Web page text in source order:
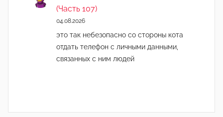
(Часть 107)
04.08.2026
это так небезопасно со стороны кота
отдать телефон с личными данными,
связанных с ним людей